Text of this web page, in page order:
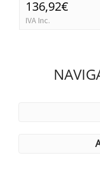
136,92€
IVA Inc.